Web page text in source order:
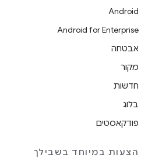
Android
Android for Enterprise
אבטחה
מקור
חדשות
בלוג
פודקאסטים
הצעות במיוחד בשבילך